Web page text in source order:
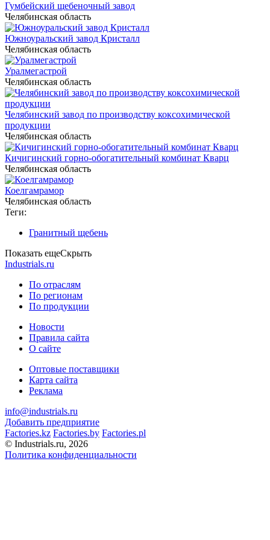
Гумбейский щебеночный завод
Челябинская область
Южноуральский завод Кристалл
Челябинская область
Уралмегастрой
Челябинская область
Челябинский завод по производству коксохимической
продукции
Челябинская область
Кичигинский горно-обогатительный комбинат Кварц
Челябинская область
Коелгамрамор
Челябинская область
Теги:
Гранитный щебень
Показать ещеСкрыть
Industrials.ru
По отраслям
По регионам
По продукции
Новости
Правила сайта
О сайте
Оптовые поставщики
Карта сайта
Реклама
info@industrials.ru
Добавить предприятие
Factories.kz Factories.by Factories.pl
© Industrials.ru, 2026
Политика конфиденциальности